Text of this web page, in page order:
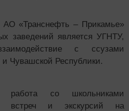
«Транснефть – Прикамье»
заведений является УГНТУ,
с ссузами
и Чувашской Республики.
работа со школьниками
встреч и экскурсий на